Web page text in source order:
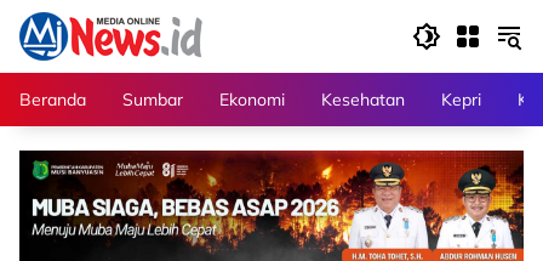
Langsung
konten
Beranda
Sumbar Ekonomi Kesehatan Kepri